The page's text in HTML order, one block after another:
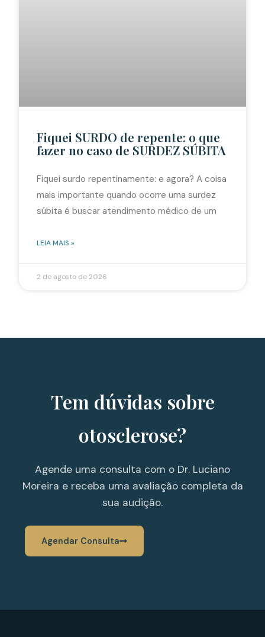
Fiquei SURDO de repente: o que
fazer no caso de SURDEZ SÚBITA
Fiquei surdo repentinamente: e agora? A coisa
mais importante quando ocorre uma surdez
súbita é buscar atendimento médico de um
LEIA MAIS »
2 de agosto de 2026
Tem dúvidas sobre
otosclerose?
Agende uma consulta com o Dr. Luciano
Moreira e receba uma avaliação completa da
sua audição.
Agendar Consulta